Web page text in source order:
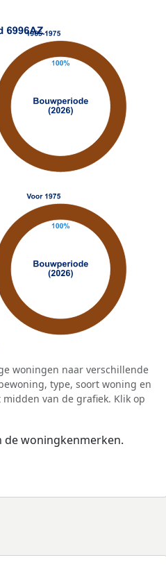
woningen naar verschillende
type, soort woning en
van de grafiek. Klik op
de woningkenmerken.